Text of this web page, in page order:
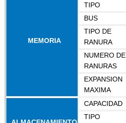
MEMORIA
TIPO
BUS
TIPO DE
RANURA
NUMERO DE
RANURAS
EXPANSION
MAXIMA
CAPACIDAD
TIPO